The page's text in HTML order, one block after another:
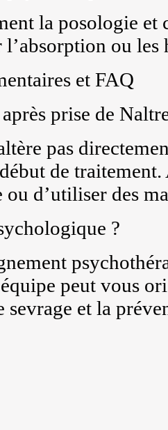
la posologie
ou les
et FAQ
prise de
pas
de
d’utiliser des
?
peut vous
sevrage et la